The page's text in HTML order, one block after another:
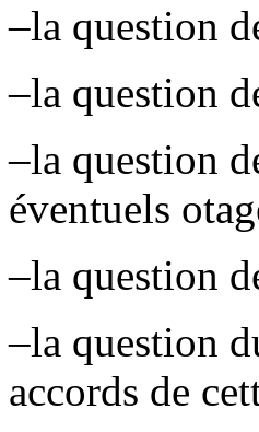
–la question
–la question
–la question
éventuels
–la question
–la question
accords de